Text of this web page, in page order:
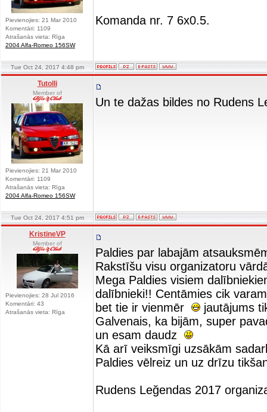
Pievienojies: 21 Mar 2010
Komentāri: 1109
Atrašanās vieta: Rīga
2004 Alfa-Romeo 156SW
Komanda nr. 7 6x0.5.
Tue Oct 24, 2017 4:48 pm
Tutolli
Member of
Pievienojies: 21 Mar 2010
Komentāri: 1109
Atrašanās vieta: Rīga
2004 Alfa-Romeo 156SW
Un te dažas bildes no Rudens
Tue Oct 24, 2017 4:51 pm
KristineVP
Member of
Pievienojies: 28 Jul 2016
Komentāri: 43
Atrašanās vieta: Rīga
Paldies par labajām
Rakstīšu visu organizatoru
Mega Paldies visiem
dalībnieki!! Centāmies cik
bet tie ir vienmēr
jautājums
Galvenais, ka bijām, super
un esam daudz
Kā arī veiksmīgi uzsākām
Paldies vēlreiz un uz drīzu
Rudens Leğendas 2017